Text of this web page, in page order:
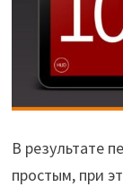
В результате
простым, при